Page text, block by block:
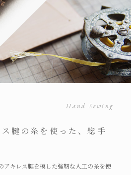
Hand Sewing
腱の糸を使った、総手
アキレス腱を模した強靭な人工の糸を使